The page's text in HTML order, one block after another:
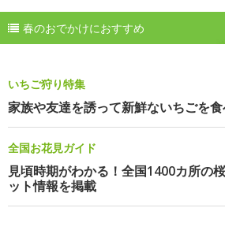
春のおでかけにおすすめ
いちご狩り特集
家族や友達を誘って新鮮ないちごを
全国お花見ガイド
見頃時期がわかる！全国1400カ所の
ット情報を掲載